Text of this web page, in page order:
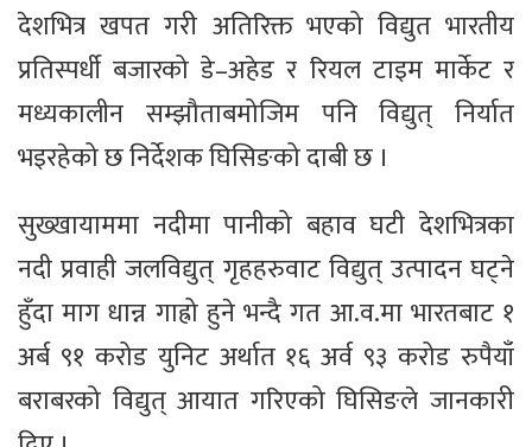
देशभित्र खपत गरी अतिरिक्त भएको विद्युत भारतीय
प्रतिस्पर्धी बजारको डे–अहेड र रियल टाइम मार्केट र
मध्यकालीन सम्झौताबमोजिम पनि विद्युत् निर्यात
भइरहेको छ निर्देशक घिसिङको दाबी छ ।
सुख्खायाममा नदीमा पानीको बहाव घटी देशभित्रका
नदी प्रवाही जलविद्युत् गृहहरुवाट विद्युत् उत्पादन घट्ने
हुँदा माग धान्न गाह्रो हुने भन्दै गत आ.व.मा भारतबाट १
अर्ब ९१ करोड युनिट अर्थात १६ अर्व ९३ करोड रुपैयाँ
बराबरको विद्युत् आयात गरिएको घिसिङले जानकारी